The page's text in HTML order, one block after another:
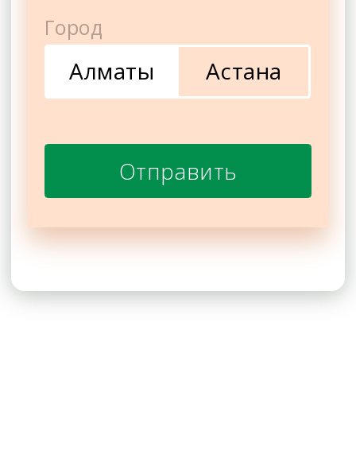
Город
Алматы Астана
Отправить